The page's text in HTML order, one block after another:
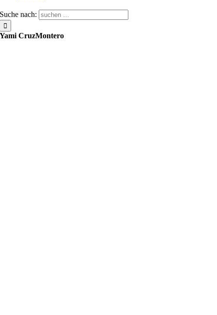
Suche nach:
Yami CruzMontero